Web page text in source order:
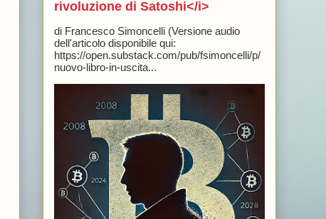
rivoluzione di Satoshi</i>
di Francesco Simoncelli (Versione audio
dell'articolo disponibile qui:
https://open.substack.com/pub/fsimoncelli/p/
nuovo-libro-in-uscita...